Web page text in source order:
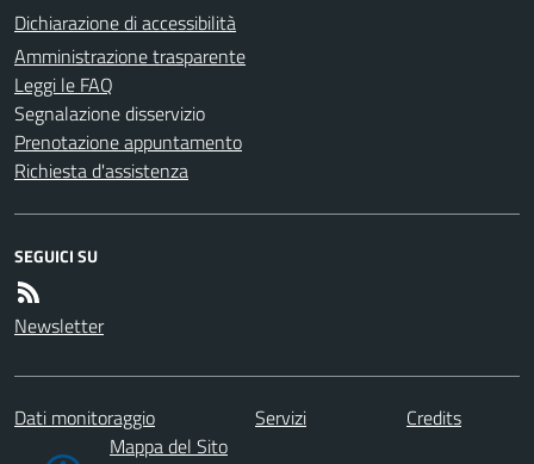
Dichiarazione di accessibilità
Amministrazione trasparente
Leggi le FAQ
Segnalazione disservizio
Prenotazione appuntamento
Richiesta d'assistenza
SEGUICI SU
Newsletter
Dati monitoraggio Servizi
Credits
Mappa del Sito